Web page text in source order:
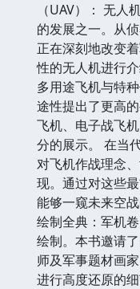
（UAV）： 无人
的发展之一。从
正在深刻地改变
性的无人机进行
多用途飞机与特
途性提出了更高
飞机、电子战飞
分的展示。 在当
对飞机作战理念
现。通过对这些
能够一窥未来空
绘制全典：军机
绘制。本书邀请
师及军事题材画
进行高度还原的